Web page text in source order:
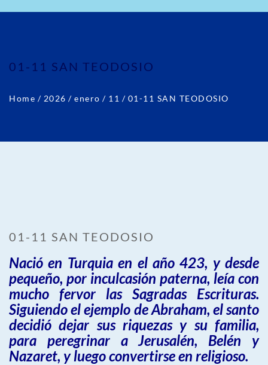
01-11 SAN TEODOSIO
Home / 2026 / enero / 11 / 01-11 SAN TEODOSIO
01-11 SAN TEODOSIO
Nació en Turquia en el año 423, y desde
pequeño, por inculcasión paterna, leía con
mucho fervor las Sagradas Escrituras.
Siguiendo el ejemplo de Abraham, el santo
decidió dejar sus riquezas y su familia,
para peregrinar a Jerusalén, Belén y
Nazaret, y luego convertirse en religioso.